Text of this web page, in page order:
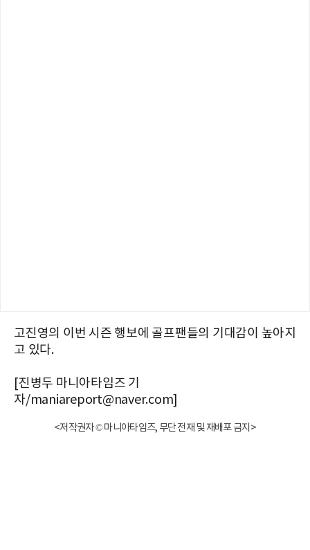
고진영의 이번 시즌 행보에 골프팬들의 기대감이 높아지
고 있다.
[진병두 마니아타임즈 기
자/maniareport@naver.com]
<저작권자 © 마니아타임즈, 무단 전재 및 재배포 금지>